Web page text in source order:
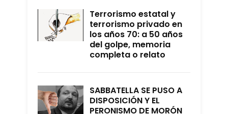
Terrorismo estatal y
terrorismo privado en
los años 70: a 50 años
del golpe, memoria
completa o relato
SABBATELLA SE PUSO A
DISPOSICIÓN Y EL
PERONISMO DE MORÓN